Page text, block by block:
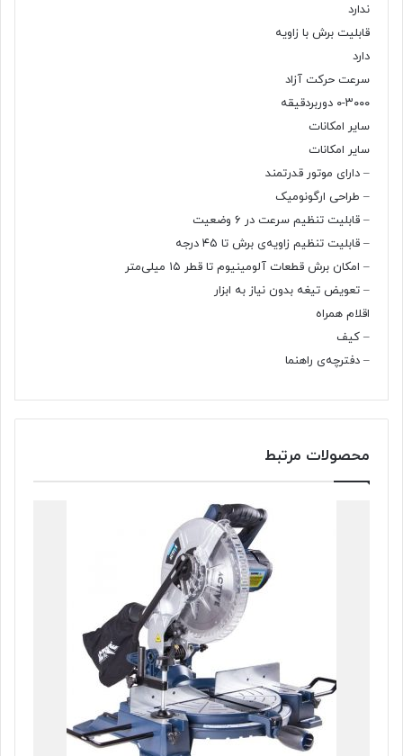
ندارد
قابلیت برش با زاویه
دارد
سرعت حرکت آزاد
۰-۳۰۰۰ دوربردقیقه
سایر امکانات
سایر امکانات
– دارای موتور قدرتمند
– طراحی ارگونومیک
– قابلیت تنظیم سرعت در ۶ وضعیت
– قابلیت تنظیم زاویه‌ی برش تا ۴۵ درجه
– امکان برش قطعات آلومینیوم تا قطر ۱۵ میلی‌متر
– تعویض تیغه بدون نیاز به ابزار
اقلام همراه
– کیف
– دفترچه‌ی راهنما
محصولات مرتبط